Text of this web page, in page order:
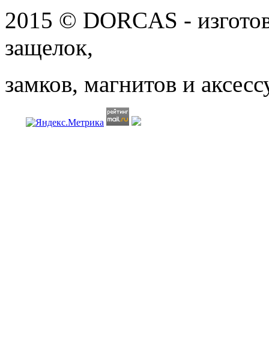
2015 © DORCAS -
защелок,
замков, магнитов и